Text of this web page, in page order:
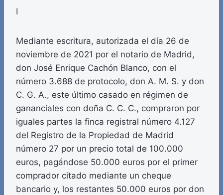
I
Mediante escritura, autorizada el día 26 de
noviembre de 2021 por el notario de Madrid,
don José Enrique Cachón Blanco, con el
número 3.688 de protocolo, don A. M. S. y don
C. G. A., este último casado en régimen de
gananciales con doña C. C. C., compraron por
iguales partes la finca registral número 4.127
del Registro de la Propiedad de Madrid
número 27 por un precio total de 100.000
euros, pagándose 50.000 euros por el primer
comprador citado mediante un cheque
bancario y, los restantes 50.000 euros por don